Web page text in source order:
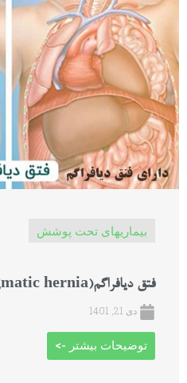
بیماریهای تحت پوشش
فتق دیافراگم(Diaphragmatic hernia)-گوارشی
دی 21, 1401
توضیحات بیشتر ->